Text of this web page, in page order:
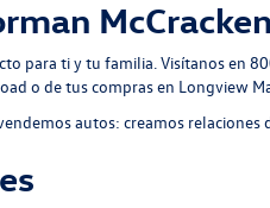
para ti y tu familia.Visítanos en
o de tus compras en Longview
autos: creamos relaciones